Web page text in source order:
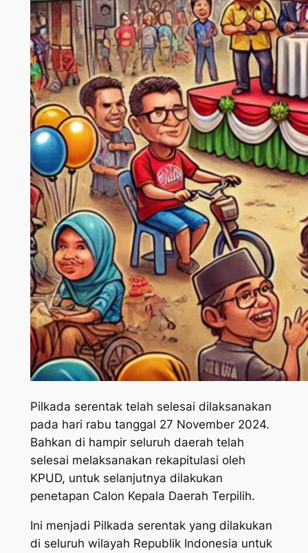
Pilkada serentak telah selesai dilaksanakan
pada hari rabu tanggal 27 November 2024.
Bahkan di hampir seluruh daerah telah
selesai melaksanakan rekapitulasi oleh
KPUD, untuk selanjutnya dilakukan
penetapan Calon Kepala Daerah Terpilih.
Ini menjadi Pilkada serentak yang dilakukan
di seluruh wilayah Republik Indonesia untuk